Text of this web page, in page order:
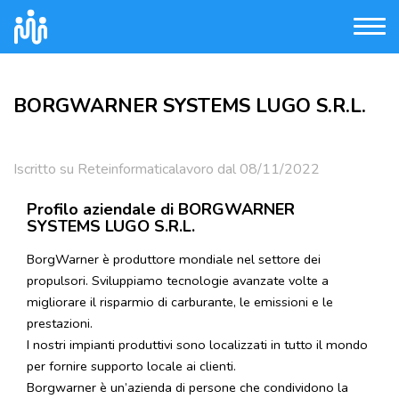
BORGWARNER SYSTEMS LUGO S.R.L.
Iscritto su Reteinformaticalavoro dal 08/11/2022
Profilo aziendale di BORGWARNER
SYSTEMS LUGO S.R.L.
BorgWarner è produttore mondiale nel settore dei
propulsori. Sviluppiamo tecnologie avanzate volte a
migliorare il risparmio di carburante, le emissioni e le
prestazioni.
I nostri impianti produttivi sono localizzati in tutto il mondo
per fornire supporto locale ai clienti.
Borgwarner è un’azienda di persone che condividono la